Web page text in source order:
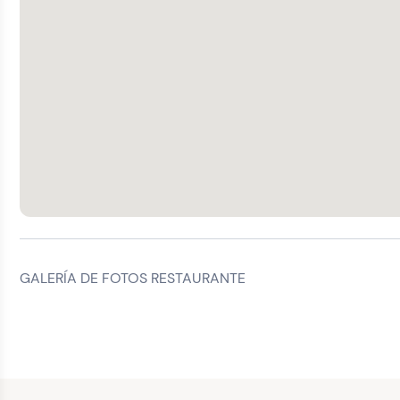
GALERÍA DE FOTOS RESTAURANTE